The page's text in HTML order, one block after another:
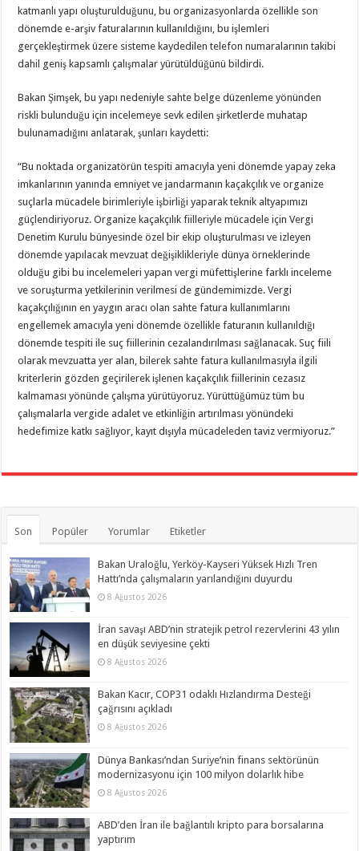
katmanlı yapı oluşturulduğunu, bu organizasyonlarda özellikle son
dönemde e-arşiv faturalarının kullanıldığını, bu işlemleri
gerçekleştirmek üzere sisteme kaydedilen telefon numaralarının takibi
dahil geniş kapsamlı çalışmalar yürütüldüğünü bildirdi.
Bakan Şimşek, bu yapı nedeniyle sahte belge düzenleme yönünden
riskli bulunduğu için incelemeye sevk edilen şirketlerde muhatap
bulunamadığını anlatarak, şunları kaydetti:
“Bu noktada organizatörün tespiti amacıyla yeni dönemde yapay zeka
imkanlarının yanında emniyet ve jandarmanın kaçakçılık ve organize
suçlarla mücadele birimleriyle işbirliği yaparak teknik altyapımızı
güçlendiriyoruz. Organize kaçakçılık fiilleriyle mücadele için Vergi
Denetim Kurulu bünyesinde özel bir ekip oluşturulması ve izleyen
dönemde yapılacak mevzuat değişiklikleriyle dünya örneklerinde
olduğu gibi bu incelemeleri yapan vergi müfettişlerine farklı inceleme
ve soruşturma yetkilerinin verilmesi de gündemimizde. Vergi
kaçakçılığının en yaygın aracı olan sahte fatura kullanımlarını
engellemek amacıyla yeni dönemde özellikle faturanın kullanıldığı
dönemde tespiti ile suç fiillerinin cezalandırılması sağlanacak. Suç fiili
olarak mevzuatta yer alan, bilerek sahte fatura kullanılmasıyla ilgili
kriterlerin gözden geçirilerek işlenen kaçakçılık fiillerinin cezasız
kalmaması yönünde çalışma yürütüyoruz. Yürüttüğümüz tüm bu
çalışmalarla vergide adalet ve etkinliğin artırılması yönündeki
hedefimize katkı sağlıyor, kayıt dışıyla mücadeleden taviz vermiyoruz.”
Son Popüler Yorumlar Etiketler
Bakan Uraloğlu, Yerköy-Kayseri Yüksek Hızlı Tren
Hattı’nda çalışmaların yarılandığını duyurdu
8 Ağustos 2026
İran savaşı ABD’nin stratejik petrol rezervlerini 43 yılın
en düşük seviyesine çekti
8 Ağustos 2026
Bakan Kacır, COP31 odaklı Hızlandırma Desteği
çağrısını açıkladı
8 Ağustos 2026
Dünya Bankası’ndan Suriye’nin finans sektörünün
modernizasyonu için 100 milyon dolarlık hibe
8 Ağustos 2026
ABD’den İran ile bağlantılı kripto para borsalarına
yaptırım